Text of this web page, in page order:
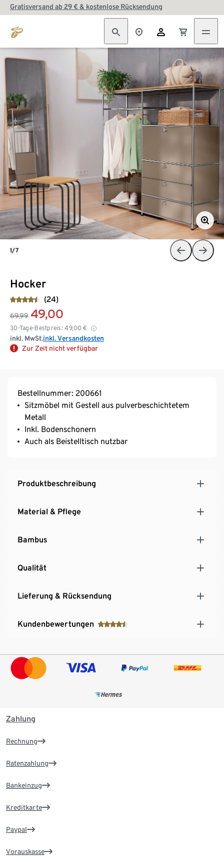
Gratisversand ab 29 € & kostenlose Rücksendung
Hocker
(24)
69,99 49,00
30-Tage-Bestpreis: 49,00 €
inkl. MwSt.inkl. Versandkosten
Zur Zeit nicht verfügbar
1/7
Bestellnummer: 200661
Sitzmöbel mit Gestell aus pulverbeschichtetem
Metall
Inkl. Bodenschonern
Auch als Beistelltisch nutzbar
Produktbeschreibung
Material & Pflege
Bambus
Qualität
Lieferung & Rücksendung
Kundenbewertungen
Zahlung
Rechnung
Ratenzahlung
Bankeinzug
Kreditkarte
Paypal
Vorauskasse